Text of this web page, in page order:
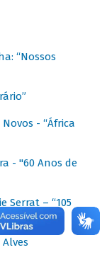
“Nossos
- “África
- "60 Anos de
Serrat – “105